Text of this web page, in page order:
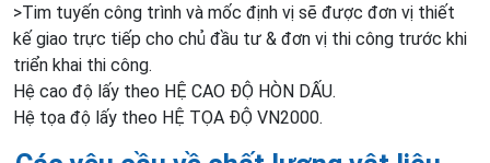
>Tim tuyến công trình và mốc định vị sẽ được đơn vị thiết
kế giao trực tiếp cho chủ đầu tư & đơn vị thi công trước khi
triển khai thi công.
Hệ cao độ lấy theo HỆ CAO ĐỘ HÒN DẤU.
Hệ tọa độ lấy theo HỆ TỌA ĐỘ VN2000.